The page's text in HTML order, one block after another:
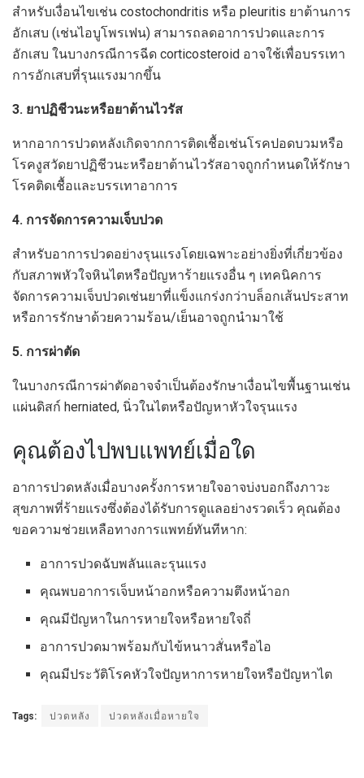
สำหรับเงื่อนไขเช่น costochondritis หรือ pleuritis ยาต้านการ
อักเสบ (เช่นไอบูโพรเฟน) สามารถลดอาการปวดและการ
อักเสบ ในบางกรณีการฉีด corticosteroid อาจใช้เพื่อบรรเทา
การอักเสบที่รุนแรงมากขึ้น
3. ยาปฏิชีวนะหรือยาต้านไวรัส
หากอาการปวดหลังเกิดจากการติดเชื้อเช่นโรคปอดบวมหรือ
โรคงูสวัดยาปฏิชีวนะหรือยาต้านไวรัสอาจถูกกำหนดให้รักษา
โรคติดเชื้อและบรรเทาอาการ
4. การจัดการความเจ็บปวด
สำหรับอาการปวดอย่างรุนแรงโดยเฉพาะอย่างยิ่งที่เกี่ยวข้อง
กับสภาพหัวใจหินไตหรือปัญหาร้ายแรงอื่น ๆ เทคนิคการ
จัดการความเจ็บปวดเช่นยาที่แข็งแกร่งกว่าบล็อกเส้นประสาท
หรือการรักษาด้วยความร้อน/เย็นอาจถูกนำมาใช้
5. การผ่าตัด
ในบางกรณีการผ่าตัดอาจจำเป็นต้องรักษาเงื่อนไขพื้นฐานเช่น
แผ่นดิสก์ herniated, นิ่วในไตหรือปัญหาหัวใจรุนแรง
คุณต้องไปพบแพทย์เมื่อใด
อาการปวดหลังเมื่อบางครั้งการหายใจอาจบ่งบอกถึงภาวะ
สุขภาพที่ร้ายแรงซึ่งต้องได้รับการดูแลอย่างรวดเร็ว คุณต้อง
ขอความช่วยเหลือทางการแพทย์ทันทีหาก:
อาการปวดฉับพลันและรุนแรง
คุณพบอาการเจ็บหน้าอกหรือความตึงหน้าอก
คุณมีปัญหาในการหายใจหรือหายใจถี่
อาการปวดมาพร้อมกับไข้หนาวสั่นหรือไอ
คุณมีประวัติโรคหัวใจปัญหาการหายใจหรือปัญหาไต
Tags: ปวดหลัง ปวดหลังเมื่อหายใจ